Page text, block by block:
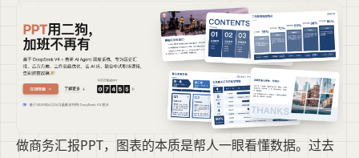
做商务汇报PPT，图表的本质是帮人一眼看懂数据。过去